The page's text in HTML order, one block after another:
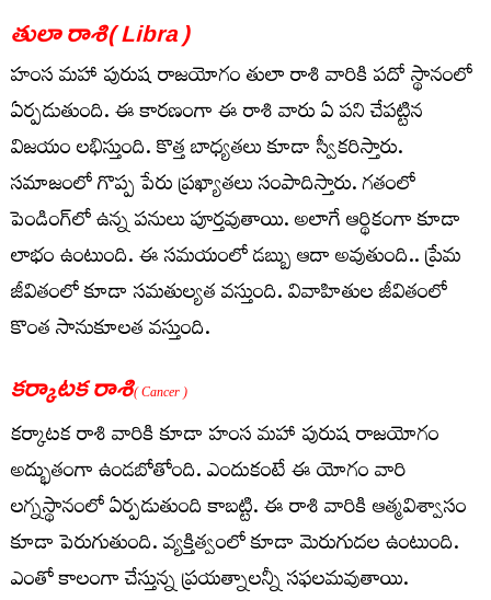
తులా రాశి( Libra )
హంస మ‌హా పురుష రాజ‌యోగం తులా రాశి వారికి ప‌దో స్థానంలో
ఏర్ప‌డుతుంది. ఈ కార‌ణంగా ఈ రాశి వారు ఏ ప‌ని చేప‌ట్టిన
విజ‌యం ల‌భిస్తుంది. కొత్త బాధ్య‌త‌లు కూడా స్వీక‌రిస్తారు.
స‌మాజంలో గొప్ప పేరు ప్ర‌ఖ్యాత‌లు సంపాదిస్తారు. గ‌తంలో
పెండింగ్‌లో ఉన్న ప‌నులు పూర్త‌వుతాయి. అలాగే ఆర్థికంగా కూడా
లాభం ఉంటుంది. ఈ సమయంలో డబ్బు ఆదా అవుతుంది.. ప్రేమ
జీవితంలో కూడా సమతుల్యత వస్తుంది. వివాహితుల జీవితంలో
కొంత‌ సానుకూలత వస్తుంది.
కర్కాటక రాశి( Cancer )
క‌ర్కాట‌క రాశి వారికి కూడా హంస మ‌హా పురుష రాజ‌యోగం
అద్భుతంగా ఉండ‌బోతోంది. ఎందుకంటే ఈ యోగం వారి
ల‌గ్న‌స్థానంలో ఏర్ప‌డుతుంది కాబ‌ట్టి. ఈ రాశి వారికి ఆత్మ‌విశ్వాసం
కూడా పెరుగుతుంది. వ్య‌క్తిత్వంలో కూడా మెరుగుద‌ల ఉంటుంది.
ఎంతో కాలంగా చేస్తున్న ప్ర‌య‌త్నాల‌న్నీ స‌ఫ‌ల‌మ‌వుతాయి.